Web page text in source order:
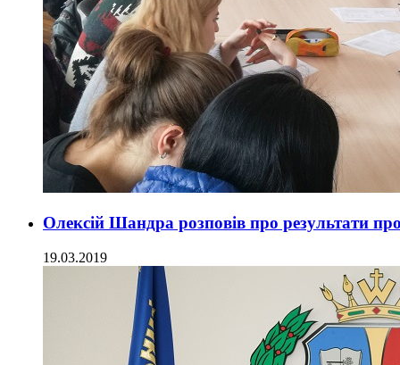
Олексій Шандра розповів про результати
19.03.2019